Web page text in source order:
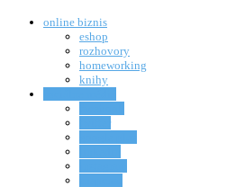
online biznis
eshop
rozhovory
homeworking
knihy